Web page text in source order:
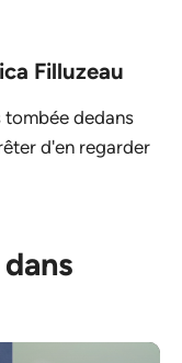
Filluzeau
tombée dedans
d'en regarder